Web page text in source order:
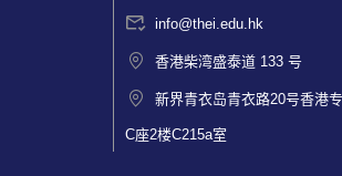
info@thei.edu.hk
香港柴湾盛泰道 133 号
新界青衣岛青衣路20号香港
C座2楼C215a室